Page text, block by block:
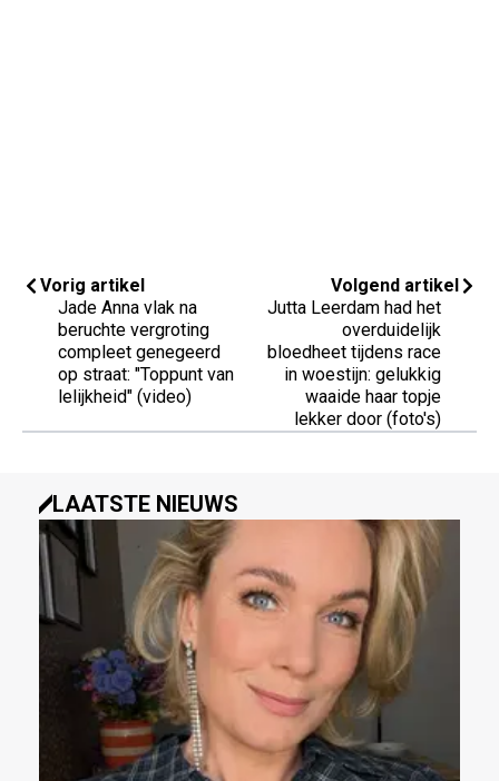
Vorig artikel
Jade Anna vlak na
beruchte vergroting
compleet genegeerd
op straat: "Toppunt van
lelijkheid" (video)
Volgend artikel
Jutta Leerdam had het
overduidelijk
bloedheet tijdens race
in woestijn: gelukkig
waaide haar topje
lekker door (foto's)
LAATSTE NIEUWS